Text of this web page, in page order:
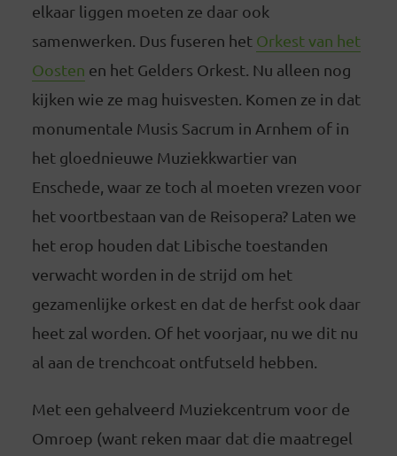
elkaar liggen moeten ze daar ook
samenwerken. Dus fuseren het Orkest van het
Oosten en het Gelders Orkest. Nu alleen nog
kijken wie ze mag huisvesten. Komen ze in dat
monumentale Musis Sacrum in Arnhem of in
het gloednieuwe Muziekkwartier van
Enschede, waar ze toch al moeten vrezen voor
het voortbestaan van de Reisopera? Laten we
het erop houden dat Libische toestanden
verwacht worden in de strijd om het
gezamenlijke orkest en dat de herfst ook daar
heet zal worden. Of het voorjaar, nu we dit nu
al aan de trenchcoat ontfutseld hebben.
Met een gehalveerd Muziekcentrum voor de
Omroep (want reken maar dat die maatregel